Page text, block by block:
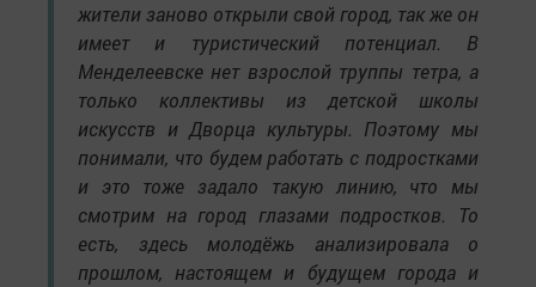
жители заново открыли свой город, так же он
имеет и туристический потенциал. В
Менделеевске нет взрослой труппы тетра, а
только коллективы из детской школы
искусств и Дворца культуры. Поэтому мы
понимали, что будем работать с подростками
и это тоже задало такую линию, что мы
смотрим на город глазами подростков. То
есть, здесь молодёжь анализировала о
прошлом, настоящем и будущем города и